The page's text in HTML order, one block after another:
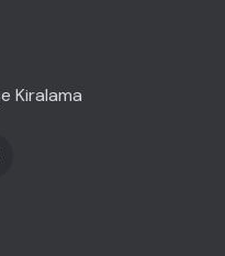
Kiralama